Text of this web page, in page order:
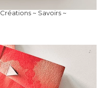
Créations ~ Savoirs ~